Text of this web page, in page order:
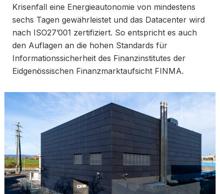
Krisenfall eine Energieautonomie von mindestens
sechs Tagen gewährleistet und das Datacenter wird
nach ISO27’001 zertifiziert. So entspricht es auch
den Auflagen an die hohen Standards für
Informationssicherheit des Finanzinstitutes der
Eidgenössischen Finanzmarktaufsicht FINMA.